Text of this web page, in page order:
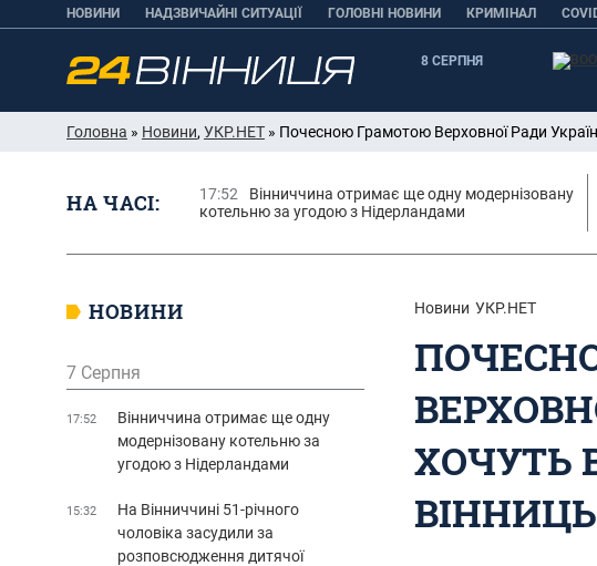
НОВИНИ НАДЗВИЧАЙНІ СИТУАЦІЇ ГОЛОВНІ НОВИНИ КРИМІНАЛ
8 СЕРПНЯ
Головна » Новини, УКР.НЕТ » Почесною Грамотою Верховної Ради
НА ЧАСІ: 17:52
Вінниччина отримає ще одну модернізовану
котельню за угодою з Нідерландами
Новини УКР.НЕТ
ХОЧУТЬ
НОВИНИ
7 Серпня
17:52
Вінниччина отримає ще одну
модернізовану котельню за
угодою з Нідерландами
15:32
На Вінниччині 51-річного
чоловіка засудили за
розповсюдження дитячої